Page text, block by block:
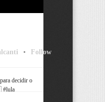
• Follow
decidir o
#lula